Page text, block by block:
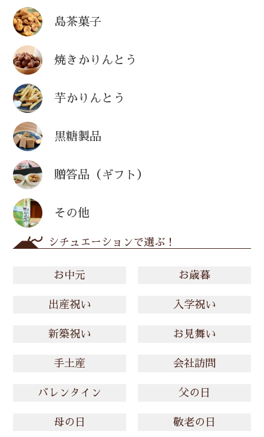
島茶菓子
焼きかりんとう
芋かりんとう
黒糖製品
贈答品（ギフト）
その他
シチュエーションで選ぶ！
お中元 お歳暮
出産祝い 入学祝い
新築祝い お見舞い
手土産 会社訪問
バレンタイン 父の日
母の日 敬老の日